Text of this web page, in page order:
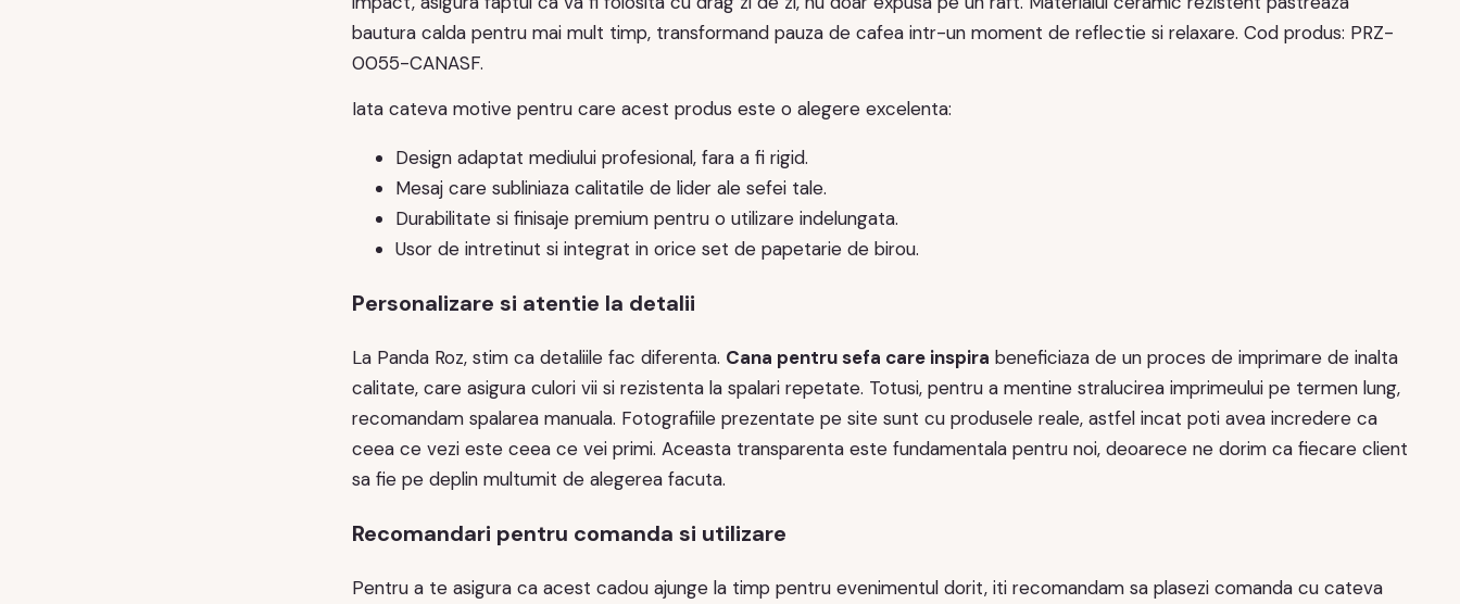
bautura calda pentru mai mult timp, transformand pauza de cafea intr-un moment de reflectie si relaxare. Cod produs: PRZ-
0055-CANASF.
Iata cateva motive pentru care acest produs este o alegere excelenta:
Design adaptat mediului profesional, fara a fi rigid.
Mesaj care subliniaza calitatile de lider ale sefei tale.
Durabilitate si finisaje premium pentru o utilizare indelungata.
Usor de intretinut si integrat in orice set de papetarie de birou.
Personalizare si atentie la detalii
La Panda Roz, stim ca detaliile fac diferenta. Cana pentru sefa care inspira beneficiaza de un proces de imprimare de inalta
calitate, care asigura culori vii si rezistenta la spalari repetate. Totusi, pentru a mentine stralucirea imprimeului pe termen lung,
recomandam spalarea manuala. Fotografiile prezentate pe site sunt cu produsele reale, astfel incat poti avea incredere ca
ceea ce vezi este ceea ce vei primi. Aceasta transparenta este fundamentala pentru noi, deoarece ne dorim ca fiecare client
sa fie pe deplin multumit de alegerea facuta.
Recomandari pentru comanda si utilizare
Pentru a te asigura ca acest cadou ajunge la timp pentru evenimentul dorit, iti recomandam sa plasezi comanda cu cateva